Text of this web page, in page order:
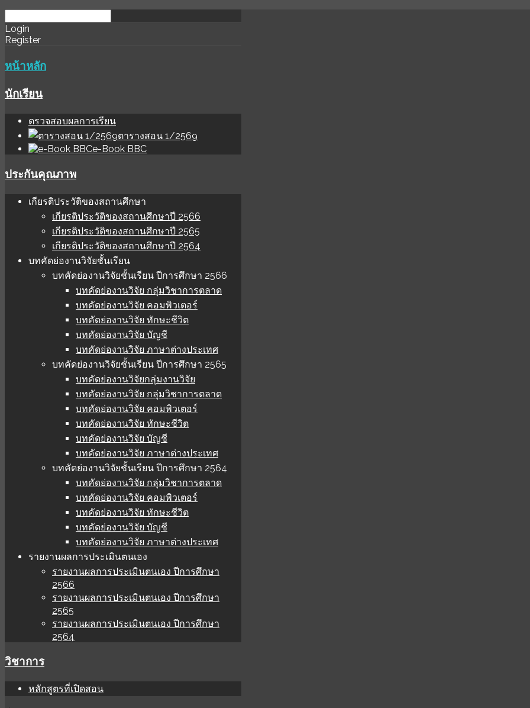
download
software
ihale
sınır
Login
Register
หน้าหลัก
นักเรียน
ตรวจสอบผลการเรียน
ตารางสอน 1/2569
e-Book BBC
ประกันคุณภาพ
เกียรติประวัติของสถานศึกษา
เกียรติประวัติของสถานศึกษาปี 2566
เกียรติประวัติของสถานศึกษาปี 2565
เกียรติประวัติของสถานศึกษาปี 2564
บทคัดย่องานวิจัยชั้นเรียน
บทคัดย่องานวิจัยชั้นเรียน ปีการศึกษา 2566
บทคัดย่องานวิจัย กลุ่มวิชาการตลาด
บทคัดย่องานวิจัย คอมพิวเตอร์
บทคัดย่องานวิจัย ทักษะชีวิต
บทคัดย่องานวิจัย บัญชี
บทคัดย่องานวิจัย ภาษาต่างประเทศ
บทคัดย่องานวิจัยชั้นเรียน ปีการศึกษา 2565
บทคัดย่องานวิจัยกลุ่มงานวิจัย
บทคัดย่องานวิจัย กลุ่มวิชาการตลาด
บทคัดย่องานวิจัย คอมพิวเตอร์
บทคัดย่องานวิจัย ทักษะชีวิต
บทคัดย่องานวิจัย บัญชี
บทคัดย่องานวิจัย ภาษาต่างประเทศ
บทคัดย่องานวิจัยชั้นเรียน ปีการศึกษา 2564
บทคัดย่องานวิจัย กลุ่มวิชาการตลาด
บทคัดย่องานวิจัย คอมพิวเตอร์
บทคัดย่องานวิจัย ทักษะชีวิต
บทคัดย่องานวิจัย บัญชี
บทคัดย่องานวิจัย ภาษาต่างประเทศ
รายงานผลการประเมินตนเอง
รายงานผลการประเมินตนเอง ปีการศึกษา
2566
รายงานผลการประเมินตนเอง ปีการศึกษา
2565
รายงานผลการประเมินตนเอง ปีการศึกษา
2564
วิชาการ
หลักสูตรที่เปิดสอน